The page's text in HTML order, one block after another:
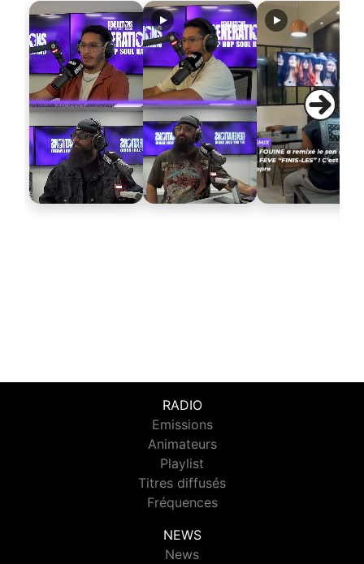
RADIO
Emissions
Animateurs
Playlist
Titres diffusés
Fréquences
NEWS
News